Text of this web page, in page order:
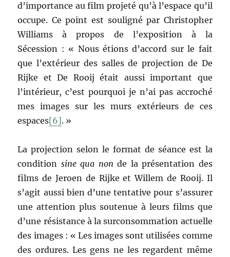
d’importance au film projeté qu’à l’espace qu’il
occupe. Ce point est souligné par Christopher
Williams à propos de l’exposition à la
Sécession : « Nous étions d’accord sur le fait
que l’extérieur des salles de projection de De
Rijke et De Rooij était aussi important que
l’intérieur, c’est pourquoi je n’ai pas accroché
mes images sur les murs extérieurs de ces
espaces[6]. »
La projection selon le format de séance est la
condition sine qua non de la présentation des
films de Jeroen de Rijke et Willem de Rooij. Il
s’agit aussi bien d’une tentative pour s’assurer
une attention plus soutenue à leurs films que
d’une résistance à la surconsommation actuelle
des images : « Les images sont utilisées comme
des ordures. Les gens ne les regardent même